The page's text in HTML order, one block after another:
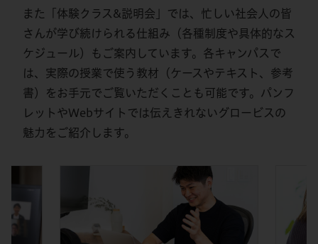
また「体験クラス&説明会」では、忙しい社会人の皆
さんが学び続けられる仕組み（各種制度や具体的なス
ケジュール）もご案内しています。各キャンパスで
は、実際の授業で使う教材（ケースやテキスト、参考
書）をお手元でご覧いただくことも可能です。パンフ
レットやWebサイトでは伝えきれないグロービスの
魅力をご紹介します。